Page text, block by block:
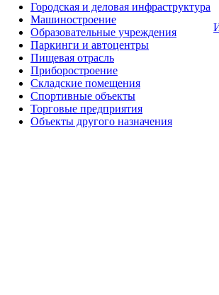
Городская и деловая инфраструктура
Машиностроение
Образовательные учреждения
Паркинги и автоцентры
Пищевая отрасль
Приборостроение
Складские помещения
Спортивные объекты
Торговые предприятия
Объекты другого назначения